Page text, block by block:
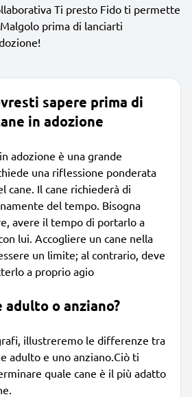
Ti presto Fido ti permette
prima di lanciarti
sapere prima di
in adozione
adozione è una grande
una riflessione ponderata
cane. Il cane richiederà di
del tempo. Bisogna
avere il tempo di portarlo a
lui. Accogliere un cane nella
un limite; al contrario, deve
a proprio agio
adulto o anziano?
illustreremo le differenze tra
adulto e uno anziano.Ciò ti
quale cane è il più adatto